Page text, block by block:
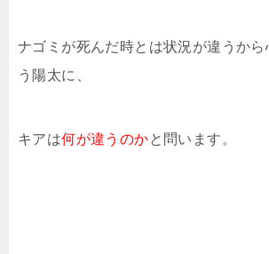
ナゴミが死んだ時とは状況が違うから
う陽太に、
キアは何が違うのかと問います。